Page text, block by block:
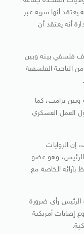
أنها سرية عبر
أنه يعتقد أن
فلسفي بينه وبين
الناحية الفلسفية
ترامب، كما
العمل العسكري
إن الروايات
الرئيس، وهو عضو
الخاصة مع
رأى ضرورة
إصابات أمريكية